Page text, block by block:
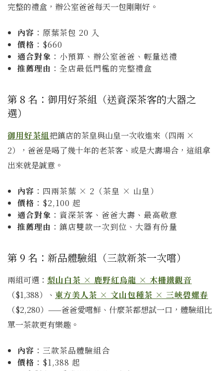
完整的禮盒，辦公室爸爸每天一包剛剛好。
內容 ：原葉茶包 20 入
價格 ：$660
適合對象 ：小預算、辦公室爸爸、輕量送禮
推薦理由 ：全店最低門檻的完整禮盒
第 8 名：御用好茶組（送資深茶客的大器之
選）
御用好茶組把鎮店的茶皇與山皇一次收進來（四兩 ×
2），爸爸是喝了幾十年的老茶客、或是大壽場合，這組拿
出來就是誠意。
內容 ：四兩茶葉 × 2（茶皇 × 山皇）
價格 ：$2,100 起
適合對象 ：資深茶客、爸爸大壽、最高敬意
推薦理由 ：鎮店雙款一次到位、大器有份量
第 9 名：新品體驗組（三款新茶一次嚐）
兩組可選： 梨山白茶 × 鹿野紅烏龍 × 木柵鐵觀音
（$1,388）、 東方美人茶 × 文山包種茶 × 三峽碧螺春
（$2,280）——爸爸愛嚐鮮、什麼茶都想試一口，體驗組比
單一茶款更有樂趣。
內容 ：三款茶品體驗組合
價格 ：$1,388 起